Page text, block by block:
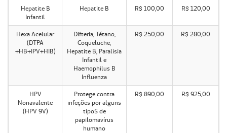
Hepatite B
Infantil
Hepatite B R$ 100,00 R$ 120,00
Hexa Acelular
(DTPA
+HB+IPV+HIB)
Difteria, Tétano,
Coqueluche,
Hepatite B, Paralisia
Infantil e
Haemophilus B
Influenza
R$ 250,00 R$ 280,00
HPV
Nonavalente
(HPV 9V)
Protege contra
infeções por alguns
tipoS de
papilomavírus
humano
R$ 890,00 R$ 925,00